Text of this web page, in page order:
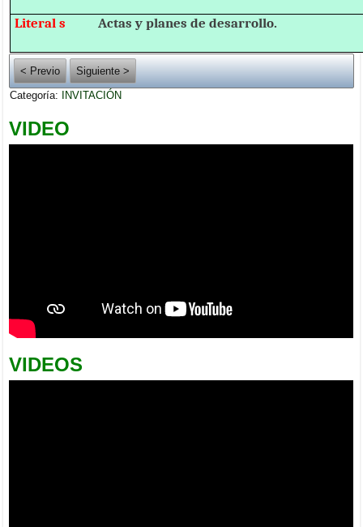
Literal sActas y planes de desarrollo.
< Previo
Siguiente >
Categoría:
INVITACIÓN
VIDEO
VIDEOS